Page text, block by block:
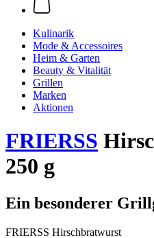
Kulinarik
Mode & Accessoires
Heim & Garten
Beauty & Vitalität
Grillen
Marken
Aktionen
FRIERSS
250 g
Ein besonderer
FRIERSS Hirschbratwurst